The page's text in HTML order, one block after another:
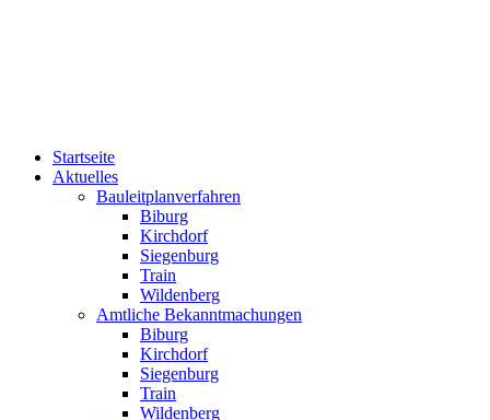
Startseite
Aktuelles
Bauleitplanverfahren
Biburg
Kirchdorf
Siegenburg
Train
Wildenberg
Amtliche Bekanntmachungen
Biburg
Kirchdorf
Siegenburg
Train
Wildenberg